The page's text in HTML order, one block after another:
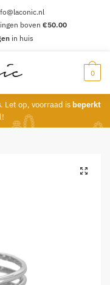
boven €50.00
in huis
0
. Let op, voorraad is beperkt
🔍